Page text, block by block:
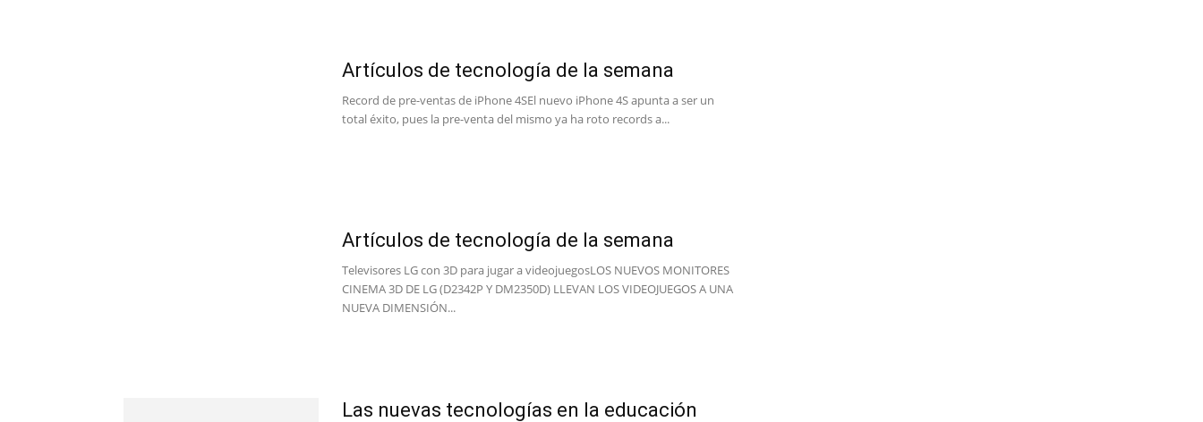
Artículos de tecnología de la semana
Record de pre-ventas de iPhone 4SEl nuevo iPhone 4S apunta a ser un
total éxito, pues la pre-venta del mismo ya ha roto records a...
Artículos de tecnología de la semana
Televisores LG con 3D para jugar a videojuegosLOS NUEVOS MONITORES
CINEMA 3D DE LG (D2342P Y DM2350D) LLEVAN LOS VIDEOJUEGOS A UNA
NUEVA DIMENSIÓN...
Las nuevas tecnologías en la educación